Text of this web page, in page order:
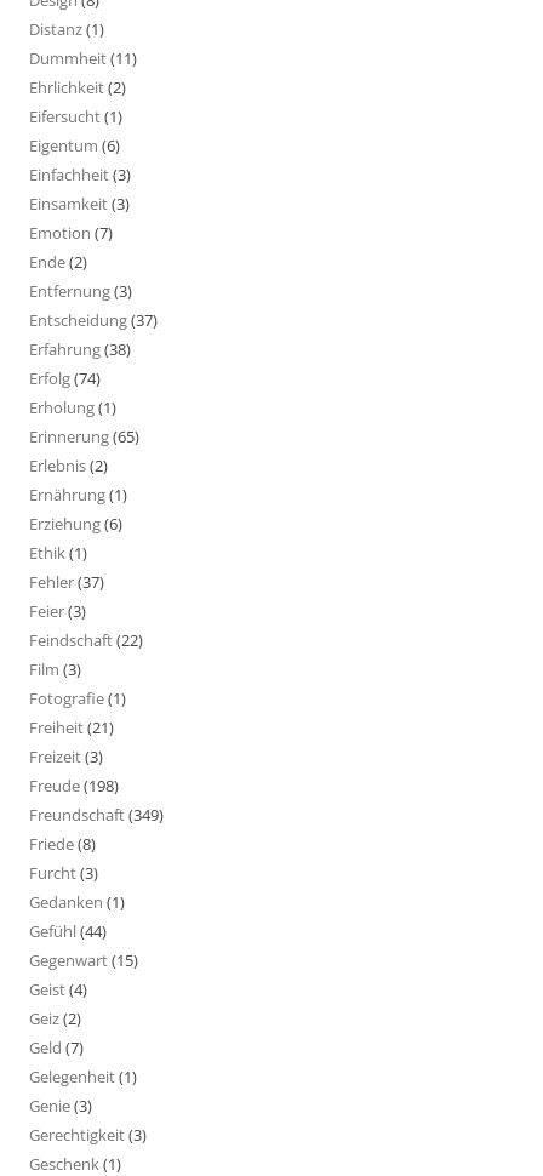
Distanz(1)
Dummheit(11)
Ehrlichkeit(2)
Eifersucht(1)
Eigentum (6)
Einfachheit(3)
Einsamkeit(3)
Emotion (7)
Ende(2)
Entfernung(3)
Entscheidung(37)
Erfahrung(38)
Erfolg(74)
Erholung(1)
Erinnerung(65)
Erlebnis(2)
Ernährung(1)
Erziehung(6)
Ethik(1)
Fehler(37)
Feier(3)
Feindschaft(22)
Film (3)
Fotografie(1)
Freiheit(21)
Freizeit(3)
Freude(198)
Freundschaft(349)
Friede(8)
Furcht(3)
Gedanken (1)
Gefühl(44)
Gegenwart(15)
Geist(4)
Geiz(2)
Geld (7)
Gelegenheit(1)
Genie(3)
Gerechtigkeit(3)
Geschenk(1)